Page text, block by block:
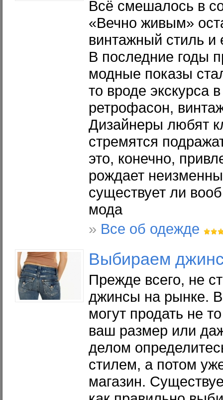
Всё смешалось в
«Вечно живым»
винтажный стиль и
В последние годы
модные показы
то вроде экскурса
ретрофасон,
Дизайнеры любят
стремятся
это, конечно,
рождает
существует ли
мода
» Все об одежде
Выбираем
Прежде всего, не
джинсы на рынке.
могут продать не
ваш размер или
делом
стилем, а потом
магазин.